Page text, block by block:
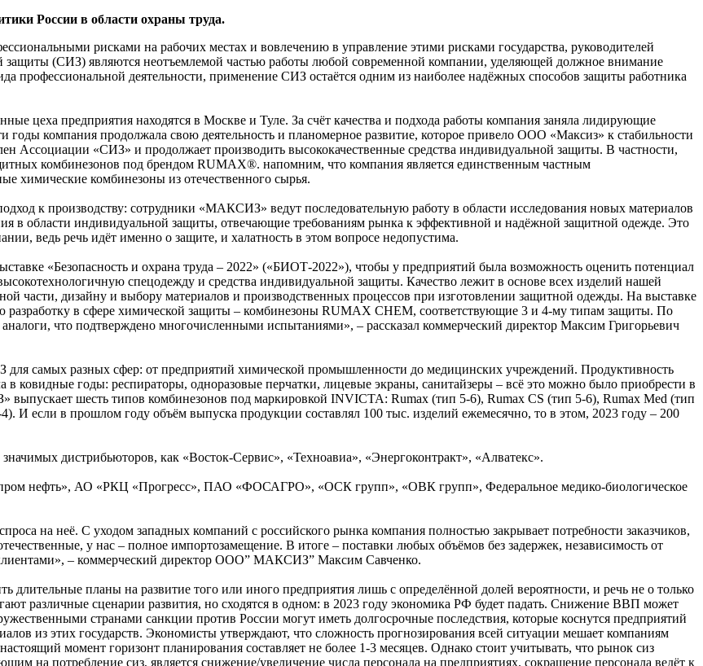
России в области охраны труда.
рисками на рабочих местах и вовлечению в управление этими рисками государства, руководителей
защиты (СИЗ) являются неотъемлемой частью работы любой современной компании, уделяющей должное внимание
профессиональной деятельности, применение СИЗ остаётся одним из наиболее надёжных способов защиты работника
предприятия находятся в Москве и Туле. За счёт качества и подхода работы компания заняла лидирующие
годы компания продолжала свою деятельность и планомерное развитие, которое привело ООО «Максиз» к стабильности
Ассоциации «СИЗ» и продолжает производить высококачественные средства индивидуальной защиты. В частности,
комбинезонов под брендом RUMAX®. напомним, что компания является единственным частным
химические комбинезоны из отечественного сырья.
к производству: сотрудники «МАКСИЗ» ведут последовательную работу в области исследования новых материалов
в области индивидуальной защиты, отвечающие требованиям рынка к эффективной и надёжной защитной одежде. Это
ведь речь идёт именно о защите, и халатность в этом вопросе недопустима.
«Безопасность и охрана труда – 2022» («БИОТ-2022»), чтобы у предприятий была возможность оценить потенциал
спецодежду и средства индивидуальной защиты. Качество лежит в основе всех изделий нашей
части, дизайну и выбору материалов и производственных процессов при изготовлении защитной одежды. На выставке
в сфере химической защиты – комбинезоны RUMAX CHEM, соответствующие 3 и 4-му типам защиты. По
что подтверждено многочисленными испытаниями», – рассказал коммерческий директор Максим Григорьевич
самых разных сфер: от предприятий химической промышленности до медицинских учреждений. Продуктивность
в ковидные годы: респираторы, одноразовые перчатки, лицевые экраны, санитайзеры – всё это можно было приобрести в
шесть типов комбинезонов под маркировкой INVICTA: Rumax (тип 5-6), Rumax CS (тип 5-6), Rumax Med (тип
И если в прошлом году объём выпуска продукции составлял 100 тыс. изделий ежемесячно, то в этом, 2023 году – 200
дистрибьюторов, как «Восток-Сервис», «Техноавиа», «Энергоконтракт», «Алватекс».
нефть», АО «РКЦ «Прогресс», ПАО «ФОСАГРО», «ОСК групп», «ОВК групп», Федеральное медико-биологическое
на неё. С уходом западных компаний с российского рынка компания полностью закрывает потребности заказчиков,
у нас – полное импортозамещение. В итоге – поставки любых объёмов без задержек, независимость от
– коммерческий директор ООО” МАКСИЗ” Максим Савченко.
длительные планы на развитие того или иного предприятия лишь с определённой долей вероятности, и речь не о только
различные сценарии развития, но сходятся в одном: в 2023 году экономика РФ будет падать. Снижение ВВП может
странами санкции против России могут иметь долгосрочные последствия, которые коснутся предприятий
из этих государств. Экономисты утверждают, что сложность прогнозирования всей ситуации мешает компаниям
момент горизонт планирования составляет не более 1-3 месяцев. Однако стоит учитывать, что рынок сиз
на потребление сиз, является снижение/увеличение числа персонала на предприятиях. сокращение персонала ведёт к